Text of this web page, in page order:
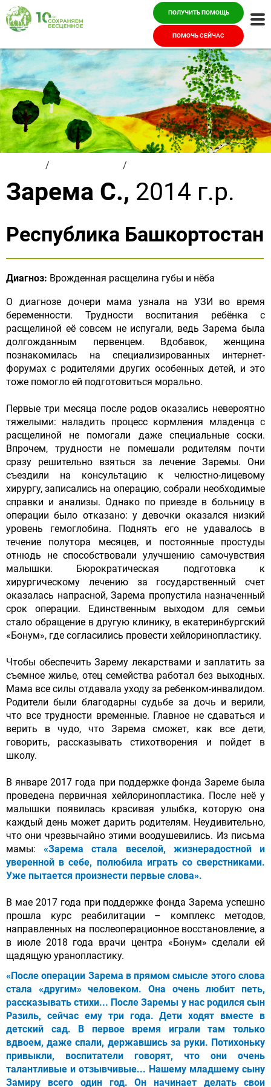
ПОЛУЧИТЬ ПОМОЩЬ
ПОМОЧЬ СЕЙЧАС
/ /
Зарема С., 2014 г.р.
Республика Башкортостан
Диагноз: Врожденная расщелина губы и нёба
О диагнозе дочери мама узнала на УЗИ во время
беременности. Трудности воспитания ребёнка с
расщелиной её совсем не испугали, ведь Зарема была
долгожданным первенцем. Вдобавок, женщина
познакомилась на специализированных интернет-
форумах с родителями других особенных детей, и это
тоже помогло ей подготовиться морально.
Первые три месяца после родов оказались невероятно
тяжелыми: наладить процесс кормления младенца с
расщелиной не помогали даже специальные соски.
Впрочем, трудности не помешали родителям почти
сразу решительно взяться за лечение Заремы. Они
съездили на консультацию к челюстно-лицевому
хирургу, записались на операцию, собрали необходимые
справки и анализы. Однако по приезде в больницу в
операции было отказано: у девочки оказался низкий
уровень гемоглобина. Поднять его не удавалось в
течение полутора месяцев, и постоянные простуды
отнюдь не способствовали улучшению самочувствия
малышки. Бюрократическая подготовка к
хирургическому лечению за государственный счет
оказалась напрасной, Зарема пропустила назначенный
срок операции. Единственным выходом для семьи
стало обращение в другую клинику, в екатеринбургский
«Бонум», где согласились провести хейлоринопластику.
Чтобы обеспечить Зарему лекарствами и заплатить за
съемное жилье, отец семейства работал без выходных.
Мама все силы отдавала уходу за ребенком-инвалидом.
Родители были благодарны судьбе за дочь и верили,
что все трудности временные. Главное не сдаваться и
верить в чудо, что Зарема сможет, как все дети,
говорить, рассказывать стихотворения и пойдет в
школу.
В январе 2017 года при поддержке фонда Зареме была
проведена первичная хейлоринопластика. После неё у
малышки появилась красивая улыбка, которую она
каждый день может дарить родителям. Неудивительно,
что они чрезвычайно этими воодушевились. Из письма
мамы:«Зарема стала веселой, жизнерадостной и
уверенной в себе, полюбила играть со сверстниками.
Уже пытается произнести первые слова».
В мае 2017 года при поддержке фонда Зарема успешно
прошла курс реабилитации – комплекс методов,
направленных на послеоперационное восстановление, а
в июле 2018 года врачи центра «Бонум» сделали ей
щадящую уранопластику.
«После операции Зарема в прямом смысле этого слова
стала «другим» человеком. Она очень любит петь,
рассказывать стихи... После Заремы у нас родился сын
Разиль, сейчас ему три года. Дети ходят вместе в
детский сад. В первое время играли там только
вдвоем, даже спали, державшись за руки. Потихоньку
привыкли, воспитатели говорят, что они очень
талантливые и отзывчивые... Нашему младшему сыну
Замиру всего один год. Он начинает делать свои